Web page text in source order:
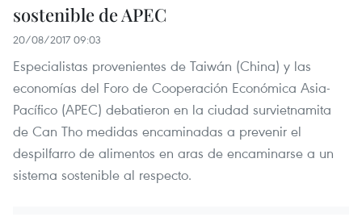
sostenible de APEC
20/08/2017 09:03
Especialistas provenientes de Taiwán (China) y las
economías del Foro de Cooperación Económica Asia-
Pacífico (APEC) debatieron en la ciudad survietnamita
de Can Tho medidas encaminadas a prevenir el
despilfarro de alimentos en aras de encaminarse a un
sistema sostenible al respecto.